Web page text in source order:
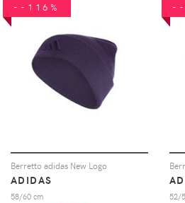
--116%
Berretto adidas New Logo
ADIDAS
58/60 cm
--
52/